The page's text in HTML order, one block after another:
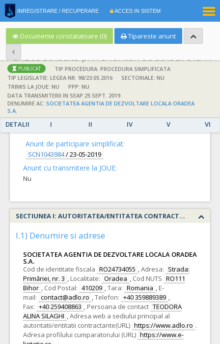
INREGISTRARE / RECUPERARE ACCES IN SISTEM
Documente constatatoare (0) Tipareste anunt
; Achizitie atribuita prin anunturi de atribuire la anuntul simplificat
PUBLICAT
TIP PROCEDURA: PROCEDURA SIMPLIFICATA
TIP LEGISLATIE: LEGEA NR. 98/23.05.2016
SECTORIALE: NU
TRIMIS LA JOUE: NU
PPP: NU
DATA TRANSMITERII IN SEAP:25 SEPT. 2019
DENUMIRE AC: SOCIETATEA AGENTIA DE DEZVOLTARE LOCALA ORADEA
S.A.
DETALII I II IV V VI
DETALII
Anunt de participare simplificat:
SCN1043984/23-05-2019
Anunt cu transmitere la JOUE:
Nu
SECTIUNEA I: AUTORITATEA/ENTITATEA CONTRACTANTA
I.1) Denumire si adrese
SOCIETATEA AGENTIA DE DEZVOLTARE LOCALA ORADEA
S.A.
Cod de identitate fiscala RO24734055 ,Adresa: Strada:
Primăriei, nr. 3 , Localitate: Oradea , Cod NUTS RO111
Bihor , Cod Postal: 410209 ,Tara: Romania , E-
mail: contact@adlo.ro ,Telefon: +40 359889389 ,
Fax: +40 259408863 , Persoana de contact TEODORA
ALINA SILAGHI ,Adresa web a sediului principal al
autoritatii/entitatii contractante(URL) https://www.adlo.ro .
Adresa profilului cumparatorului (URL) https://www.e-